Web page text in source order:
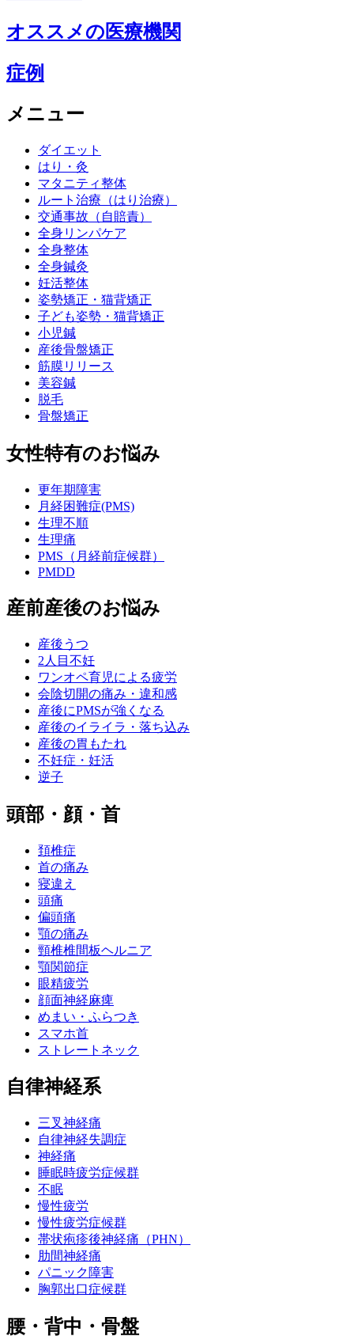
オススメの医療機関
症例
メニュー
ダイエット
はり・灸
マタニティ整体
ルート治療（はり治療）
交通事故（自賠責）
全身リンパケア
全身整体
全身鍼灸
妊活整体
姿勢矯正・猫背矯正
子ども姿勢・猫背矯正
小児鍼
産後骨盤矯正
筋膜リリース
美容鍼
脱毛
骨盤矯正
女性特有のお悩み
更年期障害
月経困難症(PMS)
生理不順
生理痛
PMS（月経前症候群）
PMDD
産前産後のお悩み
産後うつ
2人目不妊
ワンオペ育児による疲労
会陰切開の痛み・違和感
産後にPMSが強くなる
産後のイライラ・落ち込み
産後の胃もたれ
不妊症・妊活
逆子
頭部・顔・首
頚椎症
首の痛み
寝違え
頭痛
偏頭痛
顎の痛み
頸椎椎間板ヘルニア
顎関節症
眼精疲労
顔面神経麻痺
めまい・ふらつき
スマホ首
ストレートネック
自律神経系
三叉神経痛
自律神経失調症
神経痛
睡眠時疲労症候群
不眠
慢性疲労
慢性疲労症候群
帯状疱疹後神経痛（PHN）
肋間神経痛
パニック障害
胸郭出口症候群
腰・背中・骨盤